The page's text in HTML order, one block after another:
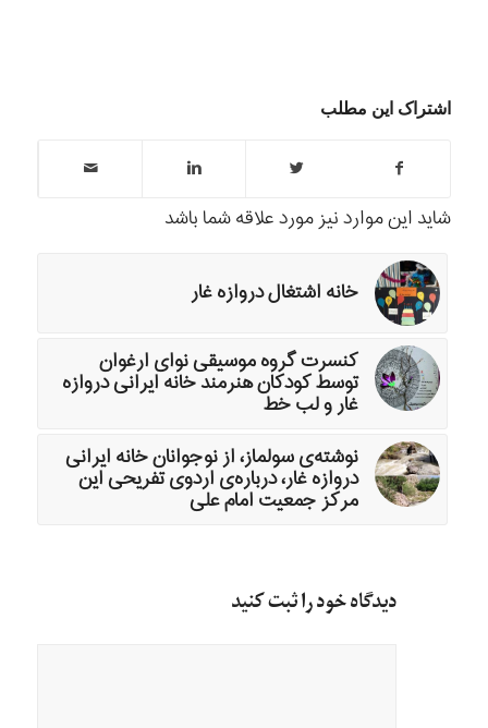
اشتراک این مطلب
شاید این موارد نیز مورد علاقه شما باشد
خانه اشتغال دروازه غار
کنسرت گروه موسیقی نوای ارغوان
توسط کودکان هنرمند خانه ایرانی دروازه
غار و لب خط
نوشته‌ی سولماز، از نوجوانان خانه ایرانی
دروازه غار، درباره‌ی اردوی تفریحی این
مرکز جمعیت امام علی
دیدگاه خود را ثبت کنید